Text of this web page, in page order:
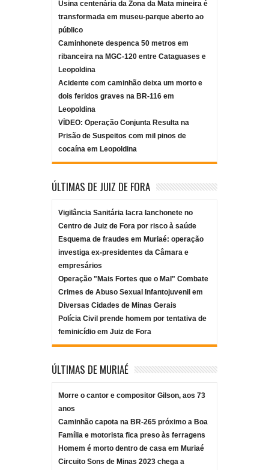
Usina centenária da Zona da Mata mineira é
transformada em museu-parque aberto ao
público
Caminhonete despenca 50 metros em
ribanceira na MGC-120 entre Cataguases e
Leopoldina
Acidente com caminhão deixa um morto e
dois feridos graves na BR-116 em
Leopoldina
VÍDEO: Operação Conjunta Resulta na
Prisão de Suspeitos com mil pinos de
cocaína em Leopoldina
ÚLTIMAS DE JUIZ DE FORA
Vigilância Sanitária lacra lanchonete no
Centro de Juiz de Fora por risco à saúde
Esquema de fraudes em Muriaé: operação
investiga ex-presidentes da Câmara e
empresários
Operação "Mais Fortes que o Mal" Combate
Crimes de Abuso Sexual Infantojuvenil em
Diversas Cidades de Minas Gerais
Polícia Civil prende homem por tentativa de
feminicídio em Juiz de Fora
ÚLTIMAS DE MURIAÉ
Morre o cantor e compositor Gilson, aos 73
anos
Caminhão capota na BR-265 próximo a Boa
Família e motorista fica preso às ferragens
Homem é morto dentro de casa em Muriaé
Circuito Sons de Minas 2023 chega a